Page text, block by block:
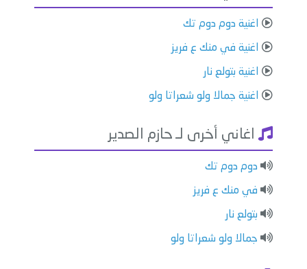
اغنية دوم دوم تك
اغنية في منك ع فريز
اغنية بتولع نار
اغنية جمالا ولو شعراتا ولو
اغاني أخرى لـ حازم الصدير
دوم دوم تك
في منك ع فريز
بتولع نار
جمالا ولو شعراتا ولو